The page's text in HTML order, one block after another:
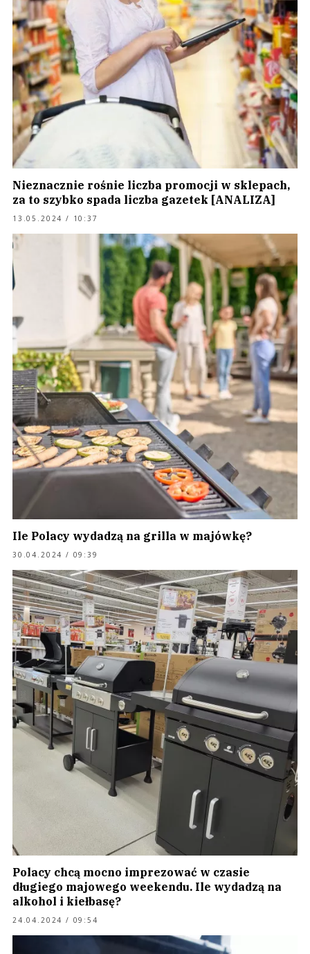
Nieznacznie rośnie liczba promocji w sklepach,
za to szybko spada liczba gazetek [ANALIZA]
13.05.2024 / 10:37
Ile Polacy wydadzą na grilla w majówkę?
30.04.2024 / 09:39
Polacy chcą mocno imprezować w czasie
długiego majowego weekendu. Ile wydadzą na
alkohol i kiełbasę?
24.04.2024 / 09:54